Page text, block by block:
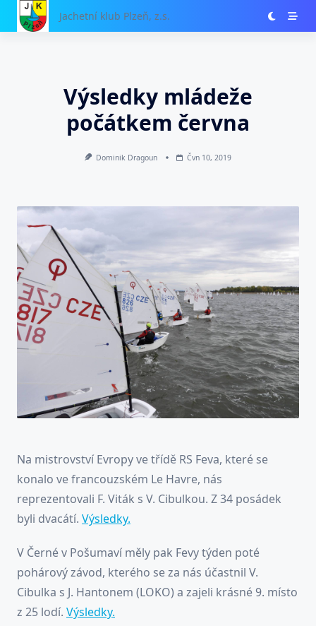
Jachetní klub Plzeň, z.s.
Výsledky mládeže
počátkem června
Dominik Dragoun Čvn 10, 2019
Na mistrovství Evropy ve třídě RS Feva, které se
konalo ve francouzském Le Havre, nás
reprezentovali F. Viták s V. Cibulkou. Z 34 posádek
byli dvacátí. Výsledky.
V Černé v Pošumaví měly pak Fevy týden poté
pohárový závod, kterého se za nás účastnil V.
Cibulka s J. Hantonem (LOKO) a zajeli krásné 9. místo
z 25 lodí. Výsledky.